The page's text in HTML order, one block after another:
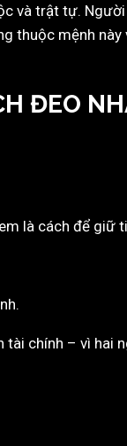
và trật tự.
thuộc mệnh
ĐEO
là cách để giữ
chính – vì hai